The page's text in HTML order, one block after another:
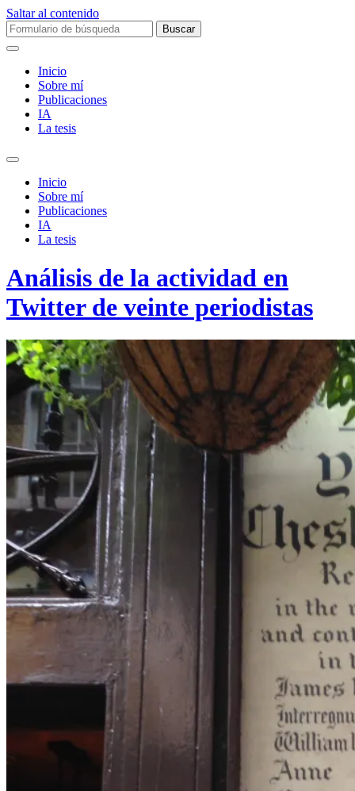
Saltar al contenido
Buscar:
Inicio
Sobre mí­
Publicaciones
IA
La tesis
Alternar
campo
búsqueda
Inicio
Sobre mí­
Publicaciones
IA
La tesis
Análisis de la actividad en
Twitter de veinte periodistas